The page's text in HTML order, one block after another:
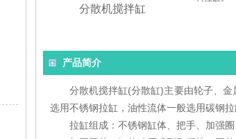
分散机搅拌缸
产品简介
分散机搅拌缸(分散缸)主要由轮子、
选用不锈钢拉缸，油性流体一般选用碳钢
拉缸组成：不锈钢缸体、把手、加强